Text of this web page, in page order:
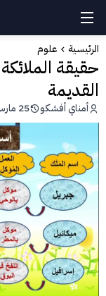
الرئيسية علوم
حقيقة
القديمة
أمناي أفشكو 25 مارس 2024 - 21:47